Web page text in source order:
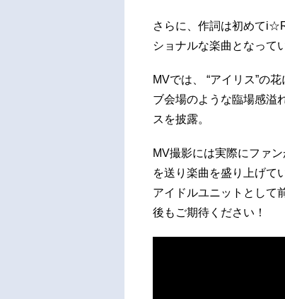
さらに、作詞は初めて
ショナルな楽曲となって
MVでは、 “アイリス”の
ブ会場のような臨場感溢
スを披露。
MV撮影には実際にファ
を送り楽曲を盛り上げて
アイドルユニットとして
後もご期待ください！